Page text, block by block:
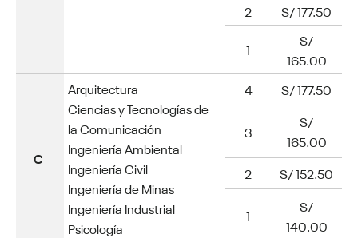
2
S/ 177.50
1
S/
165.00
C
Arquitectura
Ciencias y Tecnologías de
la Comunicación
Ingeniería Ambiental
Ingeniería Civil
Ingeniería de Minas
Ingeniería Industrial
Psicología
4 S/ 177.50
3
S/
165.00
2
S/ 152.50
1
S/
140.00